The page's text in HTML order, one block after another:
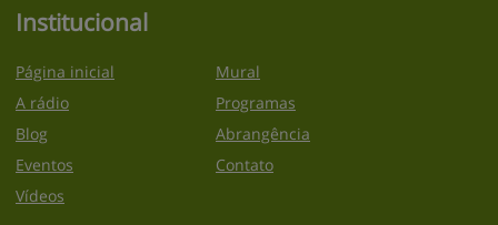
Institucional
Página inicial
A rádio
Blog
Eventos
Vídeos
Mural
Programas
Abrangência
Contato